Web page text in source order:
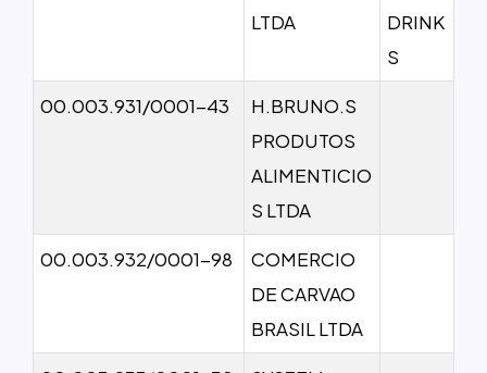
LTDA
DRINK
S
00.003.931/0001-43
H.BRUNO.S
PRODUTOS
ALIMENTICIO
S LTDA
00.003.932/0001-98
COMERCIO
DE CARVAO
BRASIL LTDA